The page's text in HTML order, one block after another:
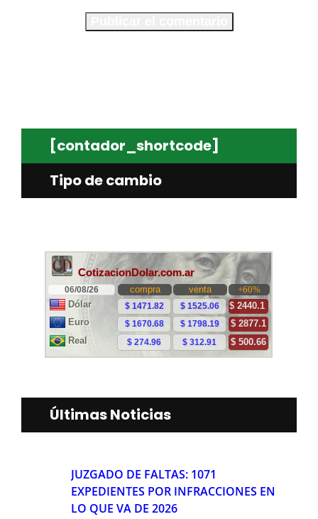
[contador_shortcode]
Tipo de cambio
Últimas Noticias
JUZGADO DE FALTAS: 1071
EXPEDIENTES POR INFRACCIONES EN
LO QUE VA DE 2026